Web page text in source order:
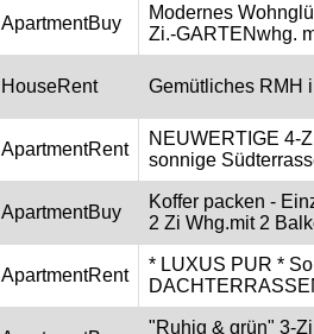
ApartmentBuy
Modernes
Zi.-GARTENwhg.
HouseRent Gemütliches RMH
ApartmentRent
NEUWERTIGE 4-
sonnige
ApartmentBuy
Koffer packen -
2 Zi Whg.mit 2
ApartmentRent
* LUXUS PUR *
"Ruhig & grün" 3-